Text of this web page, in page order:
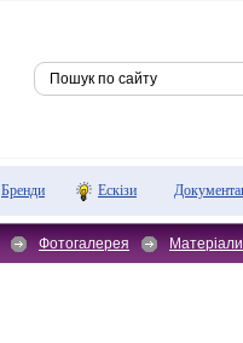
Бренди Ескізи
Фотогалерея Матеріали